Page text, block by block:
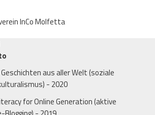
InCo Molfetta
Geschichten aus aller Welt (soziale
- 2020
for Online Generation (aktive